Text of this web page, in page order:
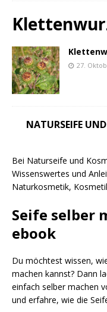
27.
NATURSEIFE
Bei Naturseife und
Wissenswertes und
Naturkosmetik,
Seife selber
ebook
Du möchtest wissen,
machen kannst? Dann
einfach selber machen
und erfahre, wie die